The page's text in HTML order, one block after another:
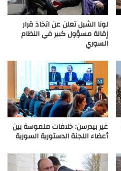
لونا الشبل تعلن عن اتخاذ قرار
إقالة مسؤول كبير في النظام
السوري
غير بيدرسن: خلافات ملموسة بين
أعضاء اللجنة الدستورية السورية